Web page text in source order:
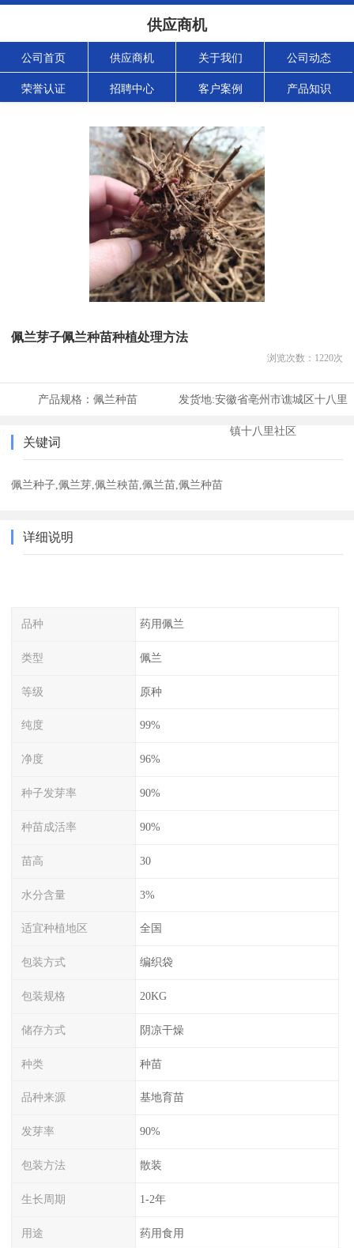
供应商机
公司首页 供应商机 关于我们 公司动态
荣誉认证 招聘中心 客户案例 产品知识
佩兰芽子佩兰种苗种植处理方法
浏览次数： 1220次
产品规格： 佩兰种苗 发货地:安徽省亳州市谯城区十八里
镇十八里社区
关键词
佩兰种子,佩兰芽,佩兰秧苗,佩兰苗,佩兰种苗
详细说明
品种 药用佩兰
类型 佩兰
等级 原种
纯度 99%
净度 96%
种子发芽率 90%
种苗成活率 90%
苗高 30
水分含量 3%
适宜种植地区 全国
包装方式 编织袋
包装规格 20KG
储存方式 阴凉干燥
种类 种苗
品种来源 基地育苗
发芽率 90%
包装方法 散装
生长周期 1-2年
用途 药用食用